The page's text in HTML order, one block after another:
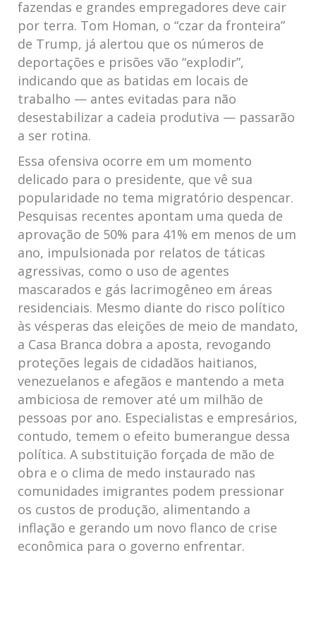
fazendas e grandes empregadores deve cair
por terra. Tom Homan, o “czar da fronteira”
de Trump, já alertou que os números de
deportações e prisões vão “explodir”,
indicando que as batidas em locais de
trabalho — antes evitadas para não
desestabilizar a cadeia produtiva — passarão
a ser rotina.
Essa ofensiva ocorre em um momento
delicado para o presidente, que vê sua
popularidade no tema migratório despencar.
Pesquisas recentes apontam uma queda de
aprovação de 50% para 41% em menos de um
ano, impulsionada por relatos de táticas
agressivas, como o uso de agentes
mascarados e gás lacrimogêneo em áreas
residenciais. Mesmo diante do risco político
às vésperas das eleições de meio de mandato,
a Casa Branca dobra a aposta, revogando
proteções legais de cidadãos haitianos,
venezuelanos e afegãos e mantendo a meta
ambiciosa de remover até um milhão de
pessoas por ano. Especialistas e empresários,
contudo, temem o efeito bumerangue dessa
política. A substituição forçada de mão de
obra e o clima de medo instaurado nas
comunidades imigrantes podem pressionar
os custos de produção, alimentando a
inflação e gerando um novo flanco de crise
econômica para o governo enfrentar.